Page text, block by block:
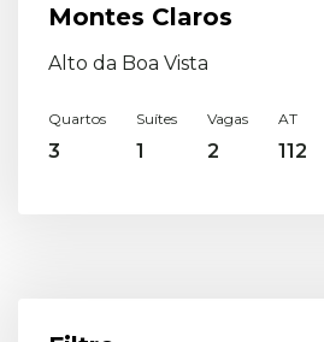
Montes Claros
Alto da Boa Vista
Quartos
3
Suítes
1
Vagas
2
AT
112